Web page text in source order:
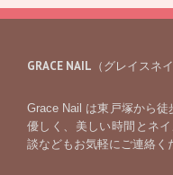
GRACE NAIL（グレイスネ
Grace Nail は東戸塚から徒
優しく、美しい時間とネ
談などもお気軽にご連絡く